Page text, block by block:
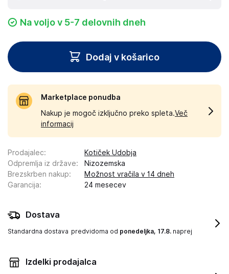
Na voljo v 5-7 delovnih dneh
Dodaj v košarico
Marketplace ponudba
Nakup je mogoč izključno preko spleta.Več
informacij
Prodajalec:
Kotiček Udobja
Odpremlja iz države:
Nizozemska
Brezskrben nakup:
Možnost vračila v 14 dneh
Garancija: 24 mesecev
Dostava
Standardna dostava predvidoma od ponedeljka, 17.8. naprej
Izdelki prodajalca